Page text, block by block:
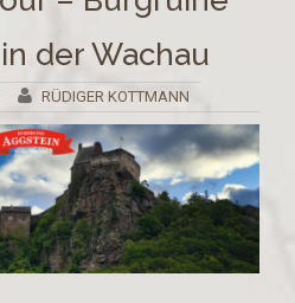
der Wachau
RÜDIGER KOTTMANN